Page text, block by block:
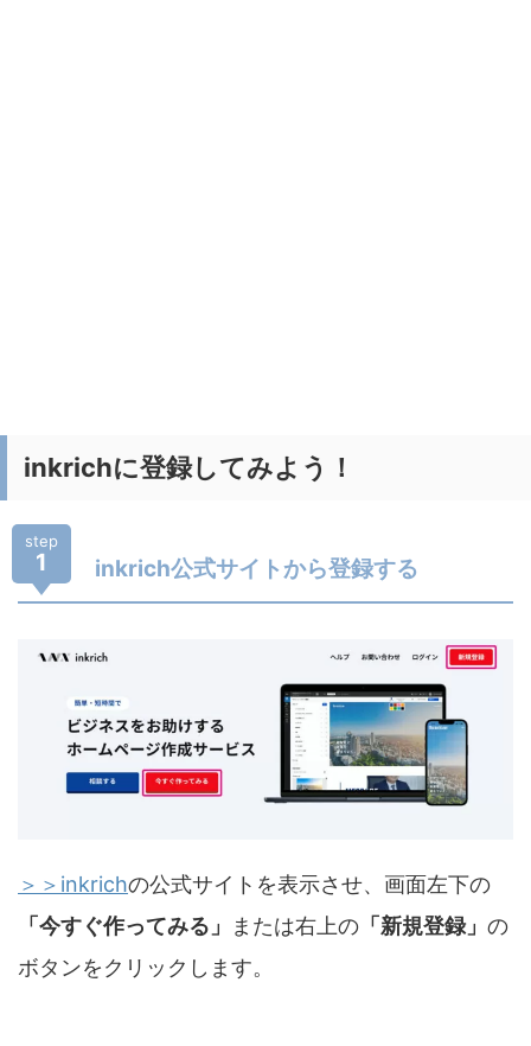
inkrichに登録してみよう！
step
1 inkrich公式サイトから登録する
＞＞inkrichの公式サイトを表示させ、画面左下の
「今すぐ作ってみる」
または右上の 「新規登録」 の
ボタンをクリックします。